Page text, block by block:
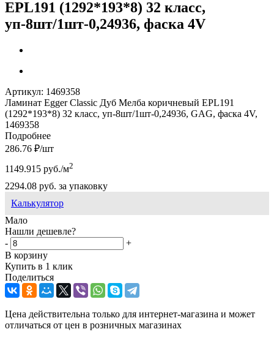
EPL191 (1292*193*8) 32 класс,
уп-8шт/1шт-0,24936, фаска 4V
Артикул: 1469358
Ламинат Egger Classic Дуб Мелба коричневый EPL191
(1292*193*8) 32 класс, уп-8шт/1шт-0,24936, GAG, фаска 4V,
1469358
Подробнее
286.76 ₽/шт
1149.915 руб./м2
2294.08 руб. за упаковку
Калькулятор
Мало
Нашли дешевле?
-
+
В корзину
Купить в 1 клик
Поделиться
Цена действительна только для интернет-магазина и может
отличаться от цен в розничных магазинах